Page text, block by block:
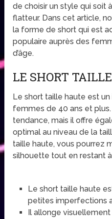
de choisir un style qui soit
flatteur. Dans cet article,
la forme de short qui est
populaire auprès des
d’âge.
LE SHORT
Le short taille haute est
femmes de 40 ans et
tendance, mais il offre
optimal au niveau de la
taille haute, vous pourrez
silhouette tout en restant à
Le short taille haute
petites imperfections
Il allonge